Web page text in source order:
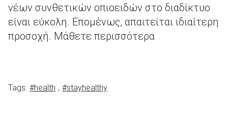
νέων συνθετικών οπιοειδών στο διαδίκτυο
είναι εύκολη. Επομένως, απαιτείται ιδιαίτερη
προσοχή. Μάθετε περισσότερα
Tags: #health , #stayhealthy